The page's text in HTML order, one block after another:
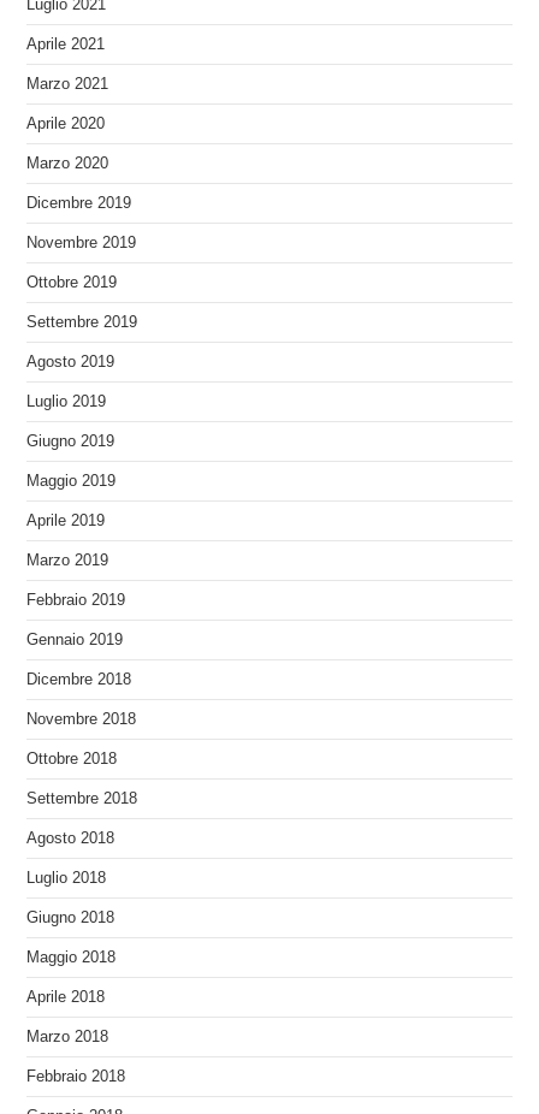
Luglio 2021
Aprile 2021
Marzo 2021
Aprile 2020
Marzo 2020
Dicembre 2019
Novembre 2019
Ottobre 2019
Settembre 2019
Agosto 2019
Luglio 2019
Giugno 2019
Maggio 2019
Aprile 2019
Marzo 2019
Febbraio 2019
Gennaio 2019
Dicembre 2018
Novembre 2018
Ottobre 2018
Settembre 2018
Agosto 2018
Luglio 2018
Giugno 2018
Maggio 2018
Aprile 2018
Marzo 2018
Febbraio 2018